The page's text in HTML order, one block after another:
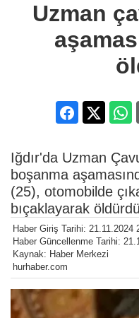
Uzman
Iğdır'da Uzman
boşanma
(25), otomobilde
bıçaklayarak
Haber Giriş Tarihi: 21.11.2024
Haber Güncellenme Tarihi:
Kaynak: Haber Merkezi
hurhaber.com